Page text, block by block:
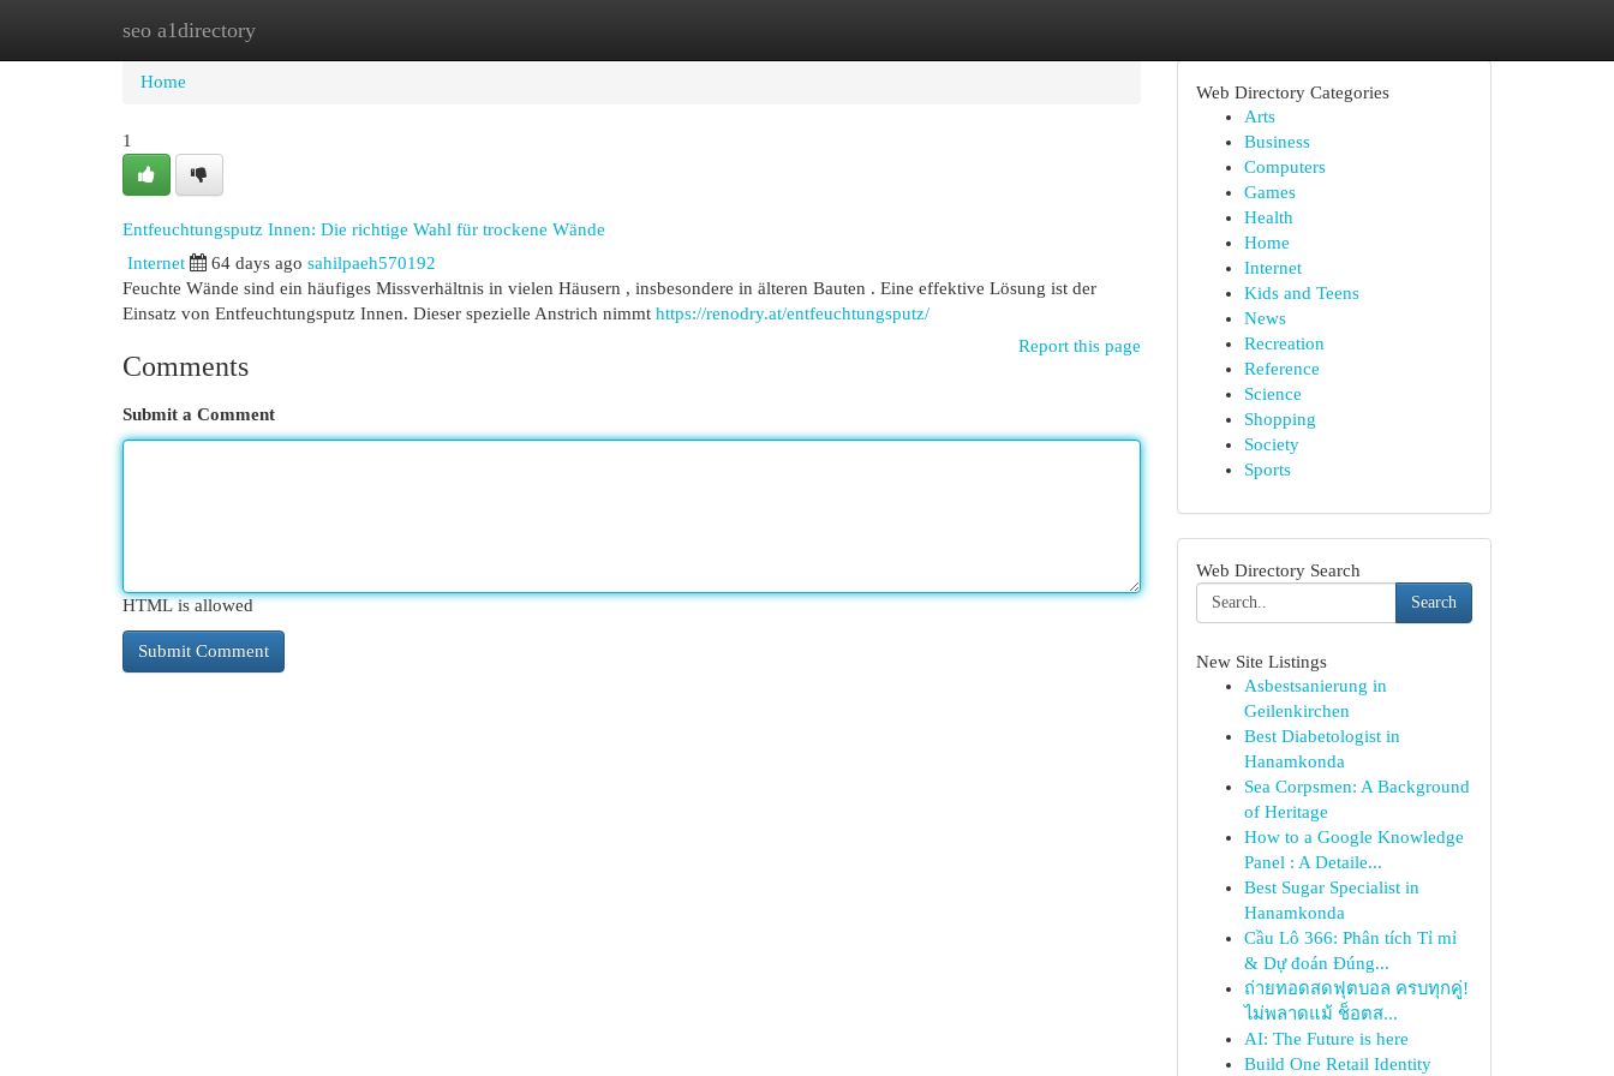
seo a1directory
Home New Site Listings
Home
1
Entfeuchtungsputz Innen: Die richtige Wahl für trockene Wände
Internet 64 days ago sahilpaeh570192
Feuchte Wände sind ein häufiges Missverhältnis in vielen Häusern , insbesondere in älteren Bauten . Eine effektive Lösung ist der
Einsatz von Entfeuchtungsputz Innen. Dieser spezielle Anstrich nimmt https://renodry.at/entfeuchtungsputz/
Report this page
Comments
Submit a Comment
HTML is allowed
Web Directory Categories
Arts
Business
Computers
Games
Health
Home
Internet
Kids and Teens
News
Recreation
Reference
Science
Shopping
Society
Sports
Web Directory Search
Search
New Site Listings
Asbestsanierung in
Geilenkirchen
Best Diabetologist in
Hanamkonda
Sea Corpsmen: A Background
of Heritage
How to a Google Knowledge
Panel : A Detaile...
Best Sugar Specialist in
Hanamkonda
Cầu Lô 366: Phân tích Tỉ mỉ
& Dự đoán Đúng...
ถ่ายทอดสดฟุตบอล ครบทุกคู่!
ไม่พลาดแม้ ช็อตส...
AI: The Future is here
Build One Retail Identity